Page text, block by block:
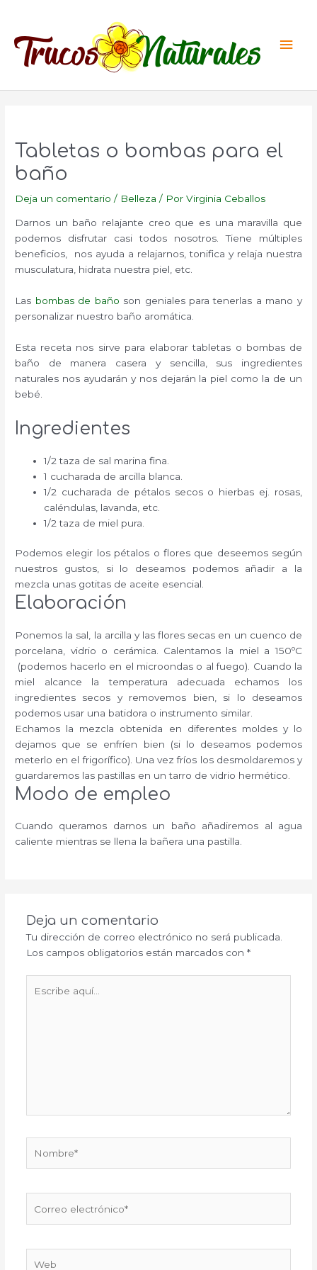
contenido
Tabletas o bombas para el
baño
Deja un comentario / Belleza / PorVirginia Ceballos
Darnos un baño relajante creo que es una maravilla que
podemos disfrutar casi todos nosotros. Tiene múltiples
beneficios, nos ayuda a relajarnos, tonifica y relaja nuestra
musculatura, hidrata nuestra piel, etc.
Las bombas de baño son geniales para tenerlas a mano y
personalizar nuestro baño aromática.
Esta receta nos sirve para elaborar tabletas o bombas de
baño de manera casera y sencilla, sus ingredientes
naturales nos ayudarán y nos dejarán la piel como la de un
bebé.
Ingredientes
1/2 taza de sal marina fina.
1 cucharada de arcilla blanca.
1/2 cucharada de pétalos secos o hierbas ej. rosas,
caléndulas, lavanda, etc.
1/2 taza de miel pura.
Podemos elegir los pétalos o flores que deseemos según
nuestros gustos, si lo deseamos podemos añadir a la
mezcla unas gotitas de aceite esencial.
Elaboración
Ponemos la sal, la arcilla y las flores secas en un cuenco de
porcelana, vidrio o cerámica. Calentamos la miel a 150ºC
(podemos hacerlo en el microondas o al fuego). Cuando la
miel alcance la temperatura adecuada echamos los
ingredientes secos y removemos bien, si lo deseamos
podemos usar una batidora o instrumento similar.
Echamos la mezcla obtenida en diferentes moldes y lo
dejamos que se enfríen bien (si lo deseamos podemos
meterlo en el frigorífico). Una vez fríos los desmoldaremos y
guardaremos las pastillas en un tarro de vidrio hermético.
Modo de empleo
Cuando queramos darnos un baño añadiremos al agua
caliente mientras se llena la bañera una pastilla.
Deja un comentario
Tu dirección de correo electrónico no será publicada.
Los campos obligatorios están marcados con *
aquí...
electrónico*